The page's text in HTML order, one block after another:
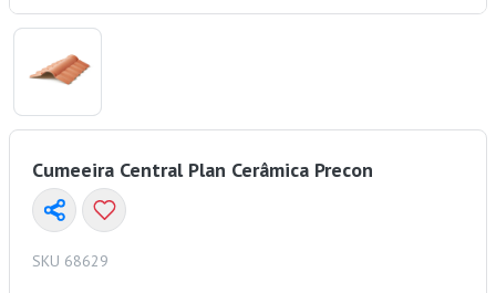
Cumeeira Central Plan Cerâmica Precon
SKU 68629